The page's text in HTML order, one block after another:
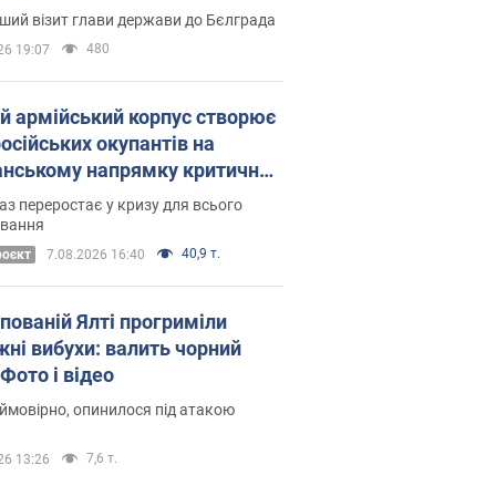
Це перший візит глави держави до Бєлграда
19:07 480
армійський корпус створює
окупантів на
напрямку критичний
як це вдалося
переростає у кризу для всього
7.08.2026 16:40 40,9 т.
Ялті прогриміли
вибухи: валить чорний
і відео
опинилося під атакою
13:26 7,6 т.